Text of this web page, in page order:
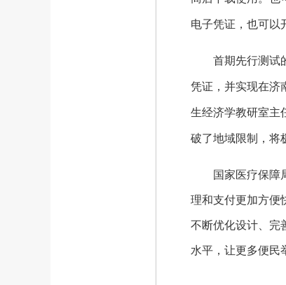
电子凭证，也可以
首期先行测试的
凭证，并实现在济
生经济学教研室主
破了地域限制，将
国家医疗保障局
理和支付更加方便
不断优化设计、完
水平，让更多便民